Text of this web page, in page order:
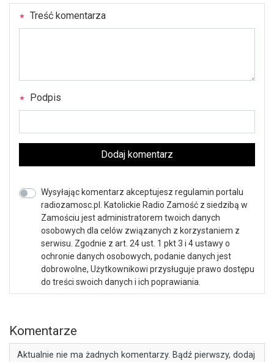
Treść komentarza
Podpis
Dodaj komentarz
Wysyłając komentarz akceptujesz regulamin portalu
radiozamosc.pl. Katolickie Radio Zamość z siedzibą w
Zamościu jest administratorem twoich danych
osobowych dla celów związanych z korzystaniem z
serwisu. Zgodnie z art. 24 ust. 1 pkt 3 i 4 ustawy o
ochronie danych osobowych, podanie danych jest
dobrowolne, Użytkownikowi przysługuje prawo dostępu
do treści swoich danych i ich poprawiania.
Komentarze
Aktualnie nie ma żadnych komentarzy. Bądź pierwszy, dodaj